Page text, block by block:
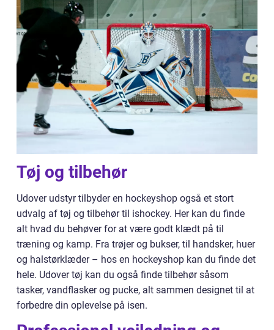
Tøj og tilbehør
Udover udstyr tilbyder en hockeyshop også et stort
udvalg af tøj og tilbehør til ishockey. Her kan du finde
alt hvad du behøver for at være godt klædt på til
træning og kamp. Fra trøjer og bukser, til handsker, huer
og halstørklæder – hos en hockeyshop kan du finde det
hele. Udover tøj kan du også finde tilbehør såsom
tasker, vandflasker og pucke, alt sammen designet til at
forbedre din oplevelse på isen.